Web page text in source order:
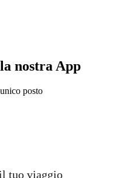
nostra App
posto
tuo viaggio